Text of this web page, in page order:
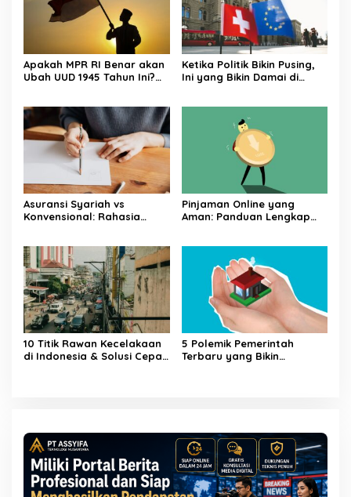
Apakah MPR RI Benar akan
Ubah UUD 1945 Tahun Ini?
Ketika Politik Bikin Pusing,
Ini yang Bikin Damai di
Asuransi Syariah vs
Konvensional: Rahasia
Pinjaman Online yang
Aman: Panduan Lengkap
10 Titik Rawan Kecelakaan
di Indonesia & Solusi Cepat
5 Polemik Pemerintah
Terbaru yang Bikin